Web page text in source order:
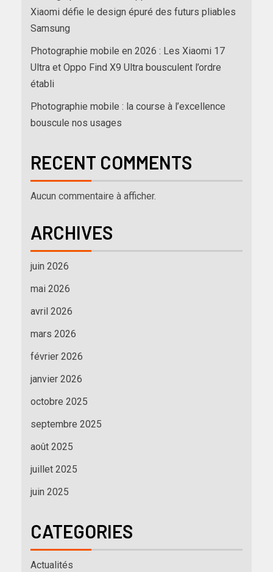
Xiaomi défie le design épuré des futurs pliables
Samsung
Photographie mobile en 2026 : Les Xiaomi 17
Ultra et Oppo Find X9 Ultra bousculent l’ordre
établi
Photographie mobile : la course à l’excellence
bouscule nos usages
RECENT COMMENTS
Aucun commentaire à afficher.
ARCHIVES
juin 2026
mai 2026
avril 2026
mars 2026
février 2026
janvier 2026
octobre 2025
septembre 2025
août 2025
juillet 2025
juin 2025
CATEGORIES
Actualités